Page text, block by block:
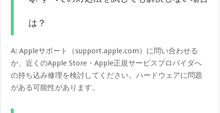
は？
A: Appleサポート（support.apple.com）に問い合わせる
か、近くのApple Store・Apple正規サービスプロバイダへ
の持ち込み修理を検討してください。ハードウェアに問題
がある可能性があります。